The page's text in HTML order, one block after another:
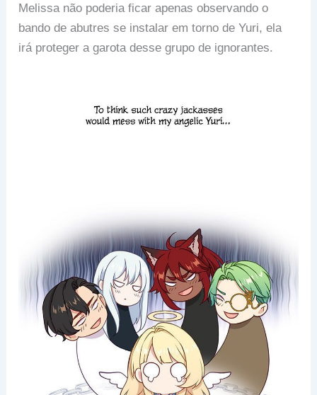
Melissa não poderia ficar apenas observando o
bando de abutres se instalar em torno de Yuri, ela
irá proteger a garota desse grupo de ignorantes.